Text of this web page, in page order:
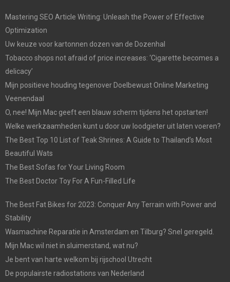
Mastering SEO Article Writing: Unleash the Power of Effective
Optimization
Uw keuze voor kartonnen dozen van de Dozenhal
Tobacco shops not afraid of price increases: ‘Cigarette becomes a
delicacy’
Mijn positieve houding tegenover Doelbewust Online Marketing
Veenendaal
O, nee! Mijn Mac geeft een blauw scherm tijdens het opstarten!
Welke werkzaamheden kunt u door uw loodgieter uit laten voeren?
The Best Top 10 List of Teak Shrines: A Guide to Thailand’s Most
Beautiful Wats
The Best Sofas for Your Living Room
The Best Doctor Toy For A Fun-Filled Life
The Best Fat Bikes for 2023: Conquer Any Terrain with Power and
Stability
Wasmachine Reparatie in Amsterdam en Tilburg? Snel geregeld.
Mijn Mac wil niet in sluimerstand, wat nu?
Je bent van harte welkom bij rijschool Utrecht
De populairste radiostations van Nederland